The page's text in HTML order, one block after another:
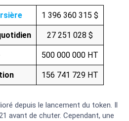
1 396 360 315 $
27 251 028 $
500 000 000 HT
156 741 729 HT
depuis le lancement du token. Il
avant de chuter. Cependant, une